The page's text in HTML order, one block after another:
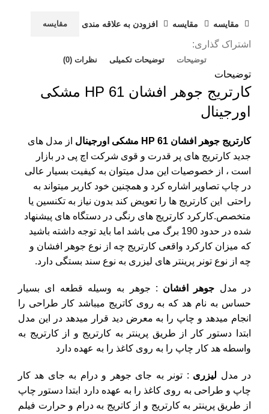
مقايسه مقایسه افزودن به علاقه مندی مقایسه
اشتراک گذاری:
توضیحات توضیحات تکمیلی نظرات (0)
توضیحات
کارتریج جوهر افشان HP 61 مشکی
اورجینال
کارتریج جوهر افشان HP 61 مشکی اورجینال
از مدل های
جدید کارتریج های پر قدرت و قوی شرکت اچ پی در بازار
است ، از خصوصیات این مدل میتوان به کیفیت بسیار عالی
در چاپ تصاویر اشاره کرد و همچنین خود کاربر میتواند به
راحتی این کارتریج ها را تعویض کند بدون نیاز به تکنسین یا
متخصص.کارکرد کارتریج های رنگی در دستگاه های پیشنهاد
شده در حدود 190 برگ می باشد اما باید توجه داشته باشید
که میزان کارکرد واقعی کارتریج چه از نوع جوهر افشان و
چه از نوع تونر پرینتر های لیزری به نوع سند بستگی دارد.
در مدل جوهر افشان : جوهر به وسیله قطعه ای بسیار
حساس به نام هد که به روی کاتریج میباشد کار طراحی را
انجام میدهد و چاپ را به معرض دید قرار میدهددر این مدل
ابتدا دستور کار از طریق پرینتر به کارتریج و از کارتریج به
واسطه هد کار چاپ را به روی کاغذ را به عهده دارد
در مدل لیزری : تونر به جای جوهر و درام به جای هد کار
چاپ و طراحی به روی کاغذ را به عهده دارد
ابتدا دستور چاپ
از طریق پرینتر به کارتریج و از کاتریج به درام و حرارت فیلم